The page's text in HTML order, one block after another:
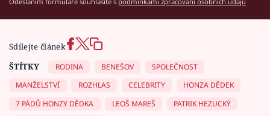
Sdílejte článek
ŠTÍTKY
RODINA BENEŠOV
SPOLEČNOST
MANŽELSTVÍ
ROZHLAS CELEBRITY
HONZA DĚDEK
7 PÁDŮ HONZY DĚDKA
LEOŠ MAREŠ
PATRIK HEZUCKÝ